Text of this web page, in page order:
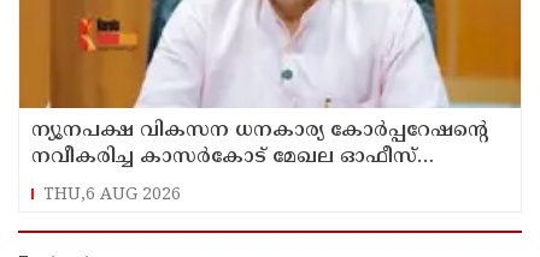
ന്യൂനപക്ഷ വികസന ധനകാര്യ കോർപ്പറേഷന്റെ
നവീകരിച്ച കാസർകോട് മേഖല ഓഫീസ്
ആഗസ്ത് 10ന് മന്ത്രി എൻ.ഷംസുദ്ദീൻ നാടിന്
THU,6 AUG 2026